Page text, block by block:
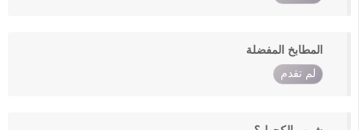
المطابخ المفضلة
لم تقدم